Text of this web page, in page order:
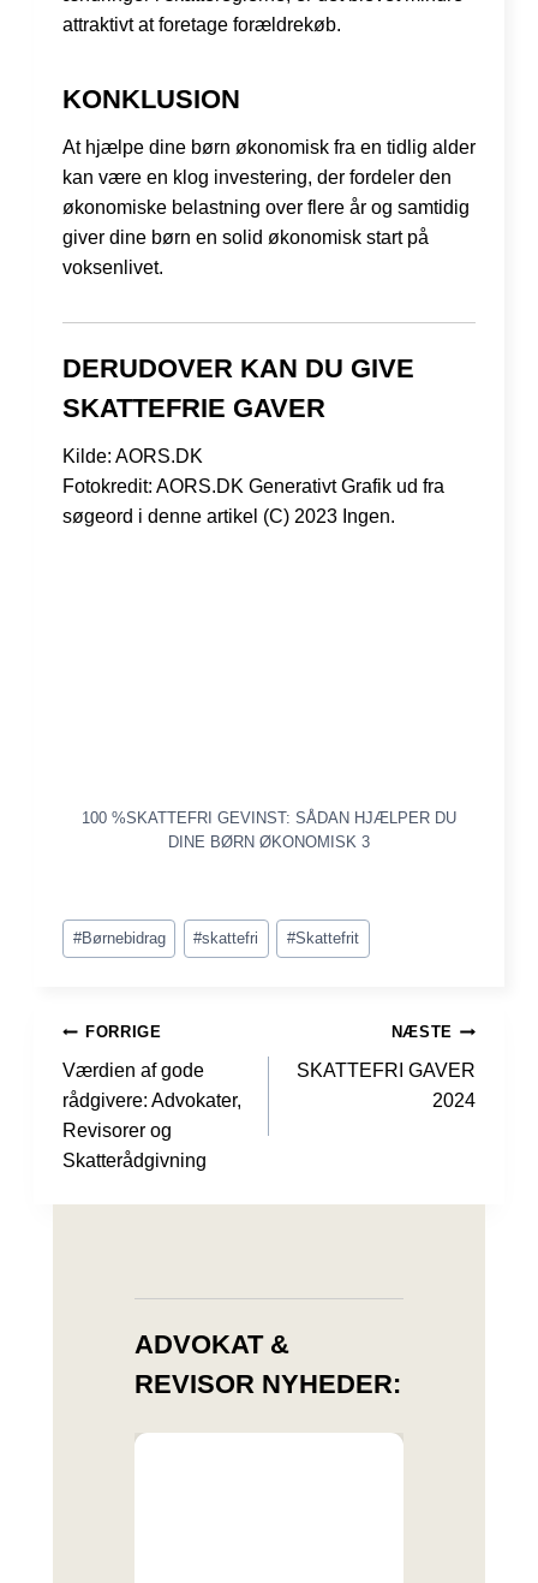
attraktivt at foretage forældrekøb.
KONKLUSION
At hjælpe dine børn økonomisk fra en tidlig alder
kan være en klog investering, der fordeler den
økonomiske belastning over flere år og samtidig
giver dine børn en solid økonomisk start på
voksenlivet.
DERUDOVER KAN DU GIVE
SKATTEFRIE GAVER
Kilde: AORS.DK
Fotokredit: AORS.DK Generativt Grafik ud fra
søgeord i denne artikel (C) 2023 Ingen.
100 %SKATTEFRI GEVINST: SÅDAN HJÆLPER DU
DINE BØRN ØKONOMISK 3
Indlæg-
tags:
#Børnebidrag #skattefri #Skattefrit
INDLÆGSNAVIGATION
FORRIGE
Værdien af gode
rådgivere: Advokater,
Revisorer og
Skatterådgivning
NÆSTE
SKATTEFRI GAVER
2024
ADVOKAT &
REVISOR NYHEDER: